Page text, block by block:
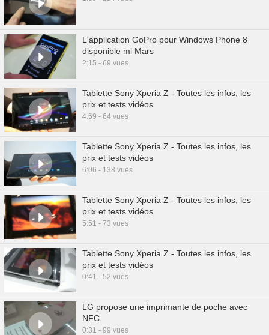
L'application GoPro pour Windows Phone 8
disponible mi Mars
2:15 - 69 vues
Tablette Sony Xperia Z - Toutes les infos, les
prix et tests vidéos
4:59 - 64 vues
Tablette Sony Xperia Z - Toutes les infos, les
prix et tests vidéos
6:06 - 138 vues
Tablette Sony Xperia Z - Toutes les infos, les
prix et tests vidéos
5:51 - 73 vues
Tablette Sony Xperia Z - Toutes les infos, les
prix et tests vidéos
0:41 - 52 vues
LG propose une imprimante de poche avec
NFC
0:31 - 99 vues